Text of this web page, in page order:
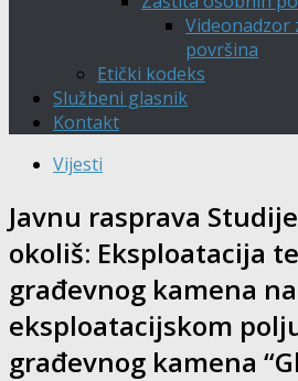
Videonadzor
površina
Etički kodeks
Službeni glasnik
Kontakt
Vijesti
Javnu rasprava
okoliš: Eksploatacija
građevnog kamena na
eksploatacijskom
građevnog kamena